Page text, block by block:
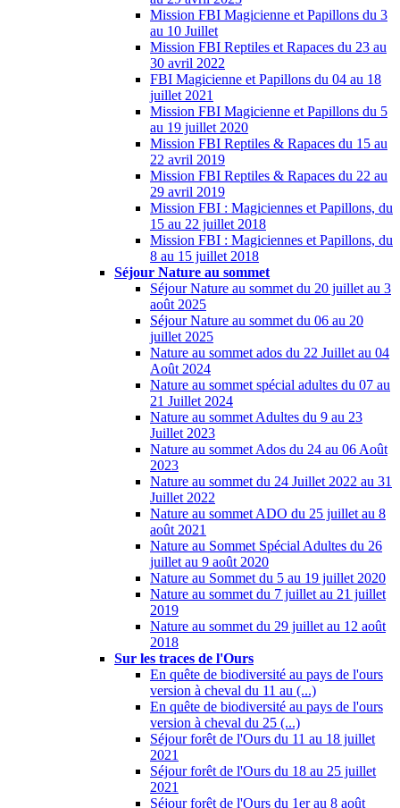
Mission FBI Magicienne et Papillons du 3
au 10 Juillet
Mission FBI Reptiles et Rapaces du 23 au
30 avril 2022
FBI Magicienne et Papillons du 04 au 18
juillet 2021
Mission FBI Magicienne et Papillons du 5
au 19 juillet 2020
Mission FBI Reptiles & Rapaces du 15 au
22 avril 2019
Mission FBI Reptiles & Rapaces du 22 au
29 avril 2019
Mission FBI : Magiciennes et Papillons, du
15 au 22 juillet 2018
Mission FBI : Magiciennes et Papillons, du
8 au 15 juillet 2018
Séjour Nature au sommet
Séjour Nature au sommet du 20 juillet au 3
août 2025
Séjour Nature au sommet du 06 au 20
juillet 2025
Nature au sommet ados du 22 Juillet au 04
Août 2024
Nature au sommet spécial adultes du 07 au
21 Juillet 2024
Nature au sommet Adultes du 9 au 23
Juillet 2023
Nature au sommet Ados du 24 au 06 Août
2023
Nature au sommet du 24 Juillet 2022 au 31
Juillet 2022
Nature au sommet ADO du 25 juillet au 8
août 2021
Nature au Sommet Spécial Adultes du 26
juillet au 9 août 2020
Nature au Sommet du 5 au 19 juillet 2020
Nature au sommet du 7 juillet au 21 juillet
2019
Nature au sommet du 29 juillet au 12 août
2018
Sur les traces de l'Ours
En quête de biodiversité au pays de l'ours
version à cheval du 11 au (...)
En quête de biodiversité au pays de l'ours
version à cheval du 25 (...)
Séjour forêt de l'Ours du 11 au 18 juillet
2021
Séjour forêt de l'Ours du 18 au 25 juillet
2021
Séjour forêt de l'Ours du 1er au 8 août